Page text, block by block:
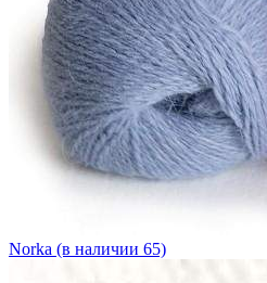
Norka (в наличии 65)